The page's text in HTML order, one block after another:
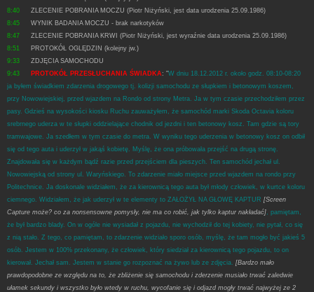
8:40
ZLECENIE POBRANIA MOCZU (Piotr Niżyński, jest data urodzenia 25.09.1986)
8:45
WYNIK BADANIA MOCZU - brak narkotyków
8:47
ZLECENIE POBRANIA KRWI (Piotr Niżyński, jest wyraźnie data urodzenia 25.09.1986)
8:51
PROTOKÓŁ OGLĘDZIN (kolejny jw.)
9:33
ZDJĘCIA SAMOCHODU
9:43
PROTOKÓŁ PRZESŁUCHANIA ŚWIADKA: "W dniu 18.12.2012 r. około godz. 08:10-08:20
ja byłem świadkiem zdarzenia drogowego tj. kolizji samochodu ze słupkiem i betonowym koszem,
przy Nowowiejskiej, przed wjazdem na Rondo od strony Metra. Ja w tym czasie przechodziłem przez
pasy. Gdzieś na wysokości kiosku Ruchu zauważyłem, że samochód marki Skoda Octavia koloru
srebrnego uderza w te słupki oddzielające chodnik od jezdni i ten betonowy kosz. Tam gdzie są tory
tramwajowe. Ja szedłem w tym czasie do metra. W wyniku tego uderzenia w betonowy kosz on odbił
się od tego auta i uderzył w jakąś kobietę. Myślę, że ona próbowała przejść na drugą stronę.
Znajdowała się w każdym bądź razie przed przejściem dla pieszych. Ten samochód jechał ul.
Nowowiejską od strony ul. Waryńskiego. To zdarzenie miało miejsce przed wjazdem na rondo przy
Politechnice. Ja doskonale widziałem, że za kierownicą tego auta był młody człowiek, w kurtce koloru
ciemnego. Widziałem, że jak uderzył w te elementy to ZAŁOŻYŁ NA GŁOWĘ KAPTUR [Screen
Capture może? co za nonsensowne pomysły, nie ma co robić, jak tylko kaptur nakładać] , pamiętam,
że był bardzo blady. On w ogóle nie wysiadał z pojazdu, nie wychodził do tej kobiety, nie pytał, co się
z nią stało. Z tego, co pamiętam, to zdarzenie widziało sporo osób, myślę, że tam mogło być jakieś 5
osób. Jestem w 100% przekonany, że człowiek, który siedział za kierownicą tego pojazdu, to on
kierował. Jechał sam. Jestem w stanie go rozpoznać na żywo lub ze zdjęcia. [Bardzo mało
prawdopodobne ze względu na to, że zbliżenie się samochodu i zderzenie musiało trwać zaledwie
ułamek sekundy i wszystko było wtedy w ruchu, wycofanie się i odjazd mogły trwać najwyżej ze 2